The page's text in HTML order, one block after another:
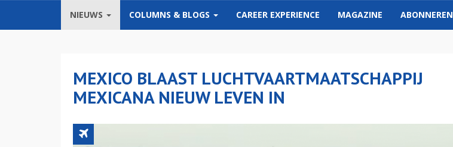
NIEUWS COLUMNS & BLOGS CAREER EXPERIENCE MAGAZINE ABONNEREN
MEXICO BLAAST LUCHTVAARTMAATSCHAPPIJ
MEXICANA NIEUW LEVEN IN